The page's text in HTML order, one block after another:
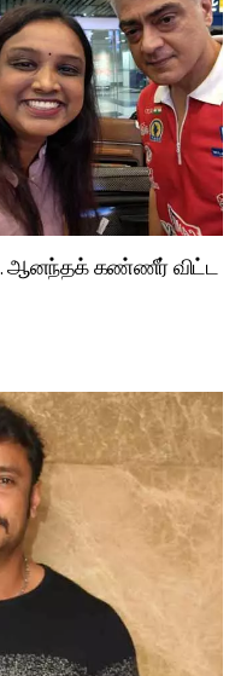
ஆனந்தக் கண்ணீர் விட்ட